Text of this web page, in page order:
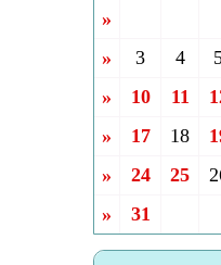
»
»
3 4
»
10 11
»
17 18
»
24 25
»
31